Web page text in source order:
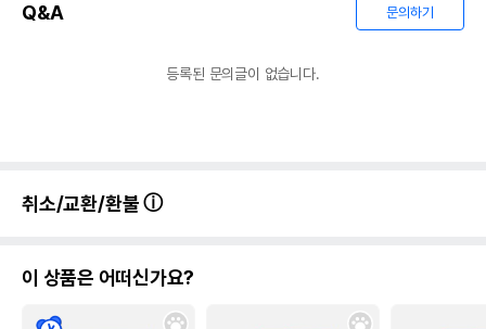
Q&A 문의하기
등록된 문의글이 없습니다.
취소/교환/환불
이 상품은 어떠신가요?